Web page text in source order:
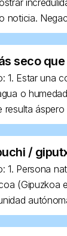
noticia.
seco
1. Estar una
o
resulta
/
1. Persona
(Gipuzkoa